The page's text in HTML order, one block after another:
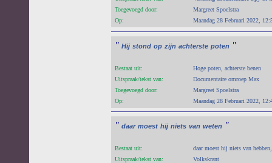
Toegevoegd door:
Margreet Spoelstra
Op:
Maandag 28 Februari 2022,
" Hij stond op zijn achterste poten "
Bestaat uit:
Hoge poten, achterste benen
Uitspraak/tekst van:
Documentaire omroep Max
Toegevoegd door:
Margreet Spoelstra
Op:
Maandag 28 Februari 2022,
" daar moest hij niets van weten "
Bestaat uit:
daar moest hij niets van
Uitspraak/tekst van:
Volkskrant